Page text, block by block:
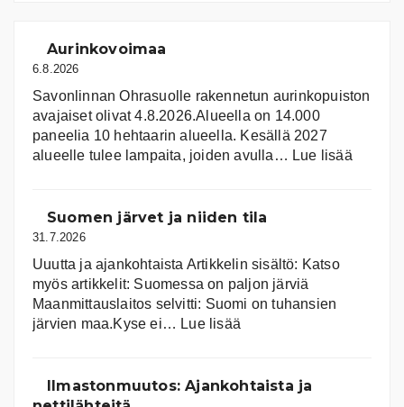
Aurinkovoimaa
6.8.2026
Savonlinnan Ohrasuolle rakennetun aurinkopuiston
avajaiset olivat 4.8.2026.Alueella on 14.000
paneelia 10 hehtaarin alueella. Kesällä 2027
alueelle tulee lampaita, joiden avulla… Lue lisää:
Suomen järvet ja niiden tila
31.7.2026
Uuutta ja ajankohtaista Artikkelin sisältö: Katso
myös artikkelit: Suomessa on pal­jon jär­viä
Maanmittauslaitos selvitti: Suomi on tuhansien
järvien maa.Kyse ei… Lue lisää
ja
Ilmastonmuutos: Ajankohtaista ja